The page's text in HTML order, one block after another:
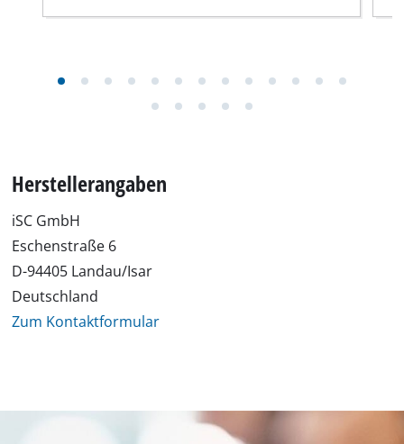
Herstellerangaben
iSC GmbH
Eschenstraße 6
D-94405 Landau/Isar
Deutschland
Zum Kontaktformular